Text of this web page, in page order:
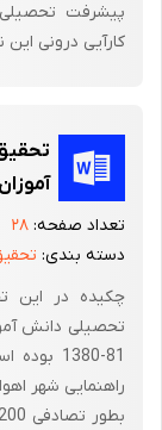
تحصیل در فرهنگ
آوردن، درس
سئوال تحقیق :
میزان افت
چگونه قابل
هدف اصلی
شهرستان ایذه و
مباحث نظری
بانگاهی به
پیشرفت
کارآیی درونی
تعداد صفحه: ۲۸
دسته بندی:
چکیده در این
تحصیلی دانش
81-
راهنمایی شهر